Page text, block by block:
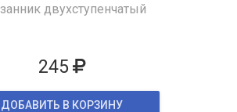
двухступенчатый
245
ДОБАВИТЬ В КОРЗИНУ